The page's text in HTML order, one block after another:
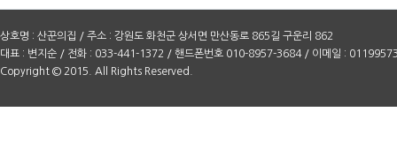
상호명 : 산꾼의집 / 주소 : 강원도 화천군 상서면 만산동로 865길 구운리 862
대표 : 변지순 / 전화 : 033-441-1372 / 핸드폰번호 010-8957-3684 / 이메일 :
Copyright © 2015. All Rights Reserved.